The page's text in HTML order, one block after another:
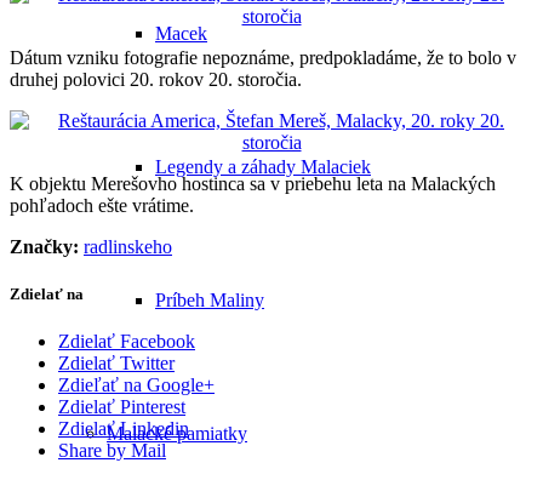
Macek
Legendy a záhady Malaciek
Príbeh Maliny
Malacké pamiatky
Dátum vzniku fotografie nepoznáme, predpokladáme, že to bolo v
druhej polovici 20. rokov 20. storočia.
K objektu Merešovho hostinca sa v priebehu leta na Malackých
pohľadoch ešte vrátime.
Značky: radlinskeho
Zdielať na
Zdielať Facebook
Zdielať Twitter
Zdieľať na Google+
Zdielať Pinterest
Zdielať Linkedin
Share by Mail